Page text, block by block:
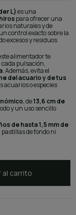
L)es una
para ofrecer una
naturales y de
control exacto sobre la
excesos y residuos
alimentador te
pulsación,
. Además, evita el
del acuario y de tus
acuarios o especies
, de13,6 cm de
y un uso sencillo
de hasta 1,5 mm de
de fondo ni
al carrito